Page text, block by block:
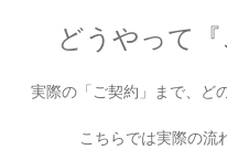
どうやって
実際の「ご契約」まで、ど
こちらでは実際の流れ